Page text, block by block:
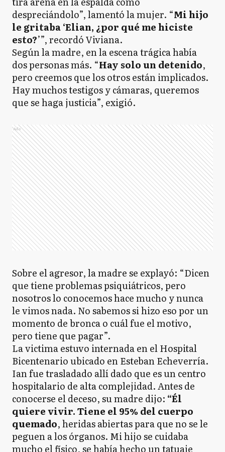
despreciándolo”, lamentó la mujer. “Mi hijo
le gritaba ‘Elian, ¿por qué me hiciste
esto?’”, recordó Viviana.
Según la madre, en la escena trágica había
dos personas más. “Hay solo un detenido,
pero creemos que los otros están implicados.
Hay muchos testigos y cámaras, queremos
que se haga justicia”, exigió.
Ads
Sobre el agresor, la madre se explayó: “Dicen
que tiene problemas psiquiátricos, pero
nosotros lo conocemos hace mucho y nunca
le vimos nada. No sabemos si hizo eso por un
momento de bronca o cuál fue el motivo,
pero tiene que pagar”.
La victima estuvo internada en el Hospital
Bicentenario ubicado en Esteban Echeverría.
Ian fue trasladado allí dado que es un centro
hospitalario de alta complejidad. Antes de
conocerse el deceso, su madre dijo: “Él
quiere vivir. Tiene el 95% del cuerpo
quemado, heridas abiertas para que no se le
peguen a los órganos. Mi hijo se cuidaba
mucho el físico, se había hecho un tatuaje